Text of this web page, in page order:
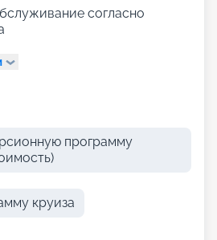
согласно
программу
круиза